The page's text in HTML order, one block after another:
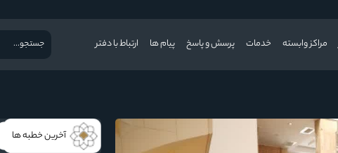
مراکز وابسته خدمات پرسش و پاسخ پیام ها ارتباط با دفتر
آخرین خطبه ها